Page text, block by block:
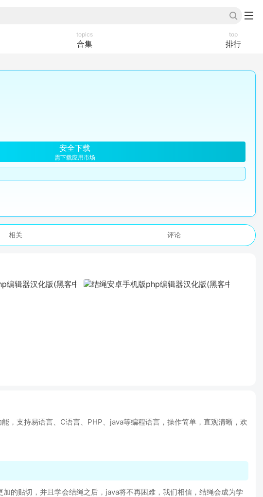
topics
合集
top
排行
安全下载
需下载应用市场
相关 评论
，支持易语言、C语言、PHP、java等编程语言，操作简单，直观清晰，欢
的贴切，并且学会结绳之后，java将不再困难，我们相信，结绳会成为学